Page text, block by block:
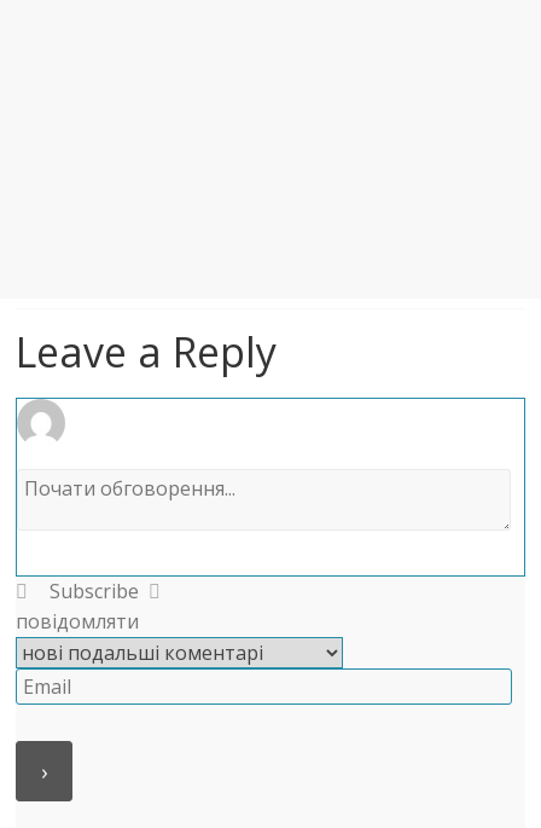
Leave a Reply
Subscribe
повідомляти